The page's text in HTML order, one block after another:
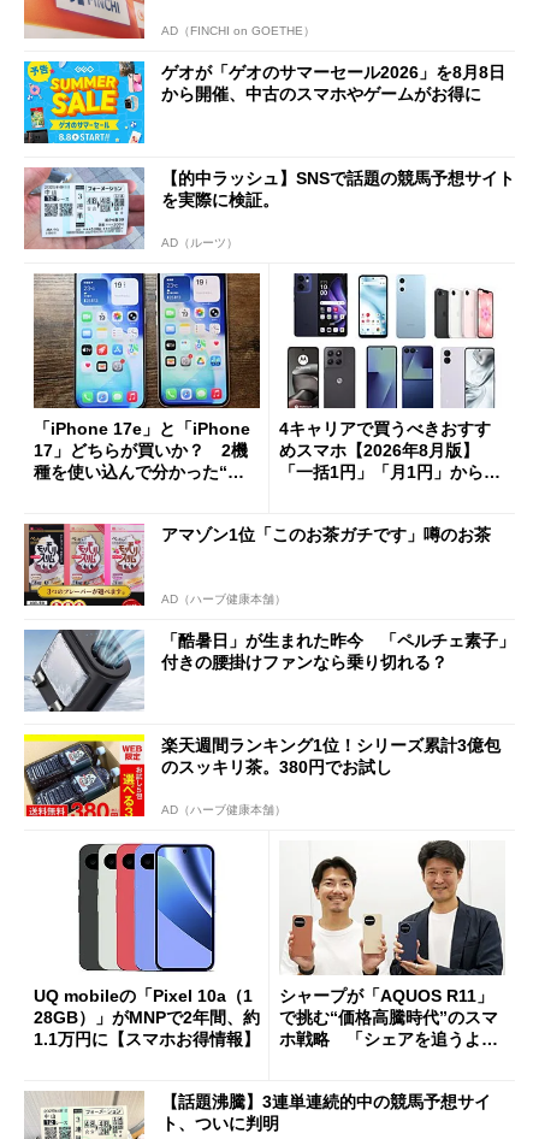
AD（FINCHI on GOETHE）
ゲオが「ゲオのサマーセール2026」を8月8日
から開催、中古のスマホやゲームがお得に
【的中ラッシュ】SNSで話題の競馬予想サイト
を実際に検証。
AD（ルーツ）
「iPhone 17e」と「iPhone
17」どちらが買いか？ 2機
種を使い込んで分かった“ス
4キャリアで買うべきおすす
めスマホ【2026年8月版】
「一括1円」「月1円」からお
アマゾン1位「このお茶ガチです」噂のお茶
AD（ハーブ健康本舗）
「酷暑日」が生まれた昨今 「ペルチェ素子」
付きの腰掛けファンなら乗り切れる？
楽天週間ランキング1位！シリーズ累計3億包
のスッキリ茶。380円でお試し
AD（ハーブ健康本舗）
UQ mobileの「Pixel 10a（1
28GB）」がMNPで2年間、約
1.1万円に【スマホお得情報】
シャープが「AQUOS R11」
で挑む“価格高騰時代”のスマ
ホ戦略 「シェアを追うより
【話題沸騰】3連単連続的中の競馬予想サイ
ト、ついに判明